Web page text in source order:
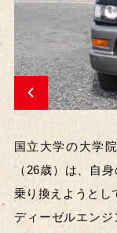
国立大学の大学
（26歳）は、自
乗り換えようとし
ディーゼルエン